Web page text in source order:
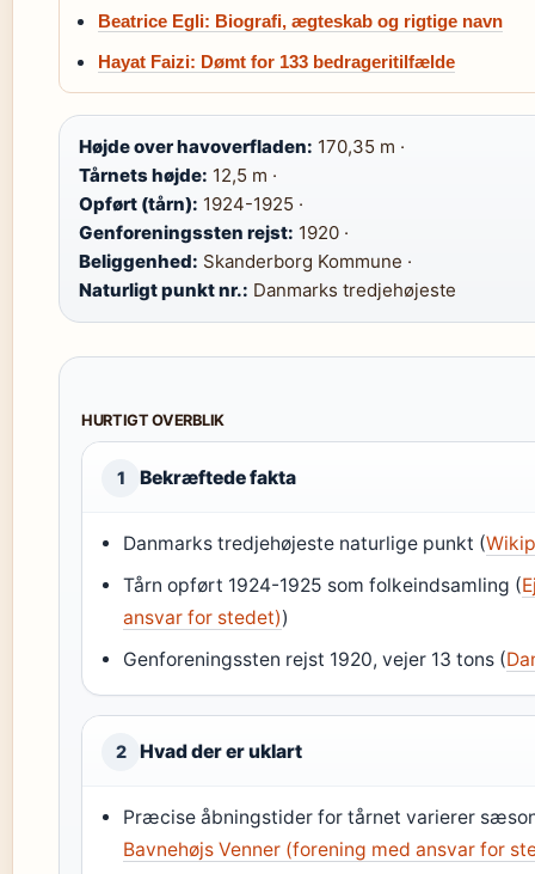
Beatrice Egli: Biografi, ægteskab og rigtige navn
Hayat Faizi: Dømt for 133 bedrageritilfælde
Højde over havoverfladen: 170,35 m ·
Tårnets højde: 12,5 m ·
Opført (tårn): 1924-1925 ·
Genforeningssten rejst: 1920 ·
Beliggenhed: Skanderborg Kommune ·
Naturligt punkt nr.: Danmarks tredjehøjeste
HURTIGT OVERBLIK
1 Bekræftede fakta
Danmarks tredjehøjeste naturlige punkt (
Tårn opført 1924-1925 som folkeindsamling (
ansvar for stedet))
Genforeningssten rejst 1920, vejer 13 tons (
2 Hvad der er uklart
Præcise åbningstider for tårnet varierer
Bavnehøjs Venner (forening med ansvar for